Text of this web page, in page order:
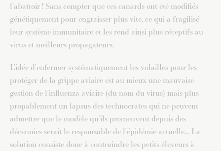
l’abattoir ! Sans compter que ces canards ont été modifiés
génétiquement pour engraisser plus vite, ce qui a fragilisé
leur système immunitaire et les rend ainsi plus réceptifs au
virus et meilleurs propagateurs.
L’idée d’enfermer systématiquement les volailles pour les
protéger de la grippe aviaire est au mieux une mauvaise
gestion de l’influenza aviaire (du nom du virus) mais plus
propablement un lapsus des technocrates qui ne peuvent
admettre que le modèle qu’ils promeuvent depuis des
décennies serait le responsable de l’épidémie actuelle… La
solution consiste donc à contraindre les petits éleveurs à